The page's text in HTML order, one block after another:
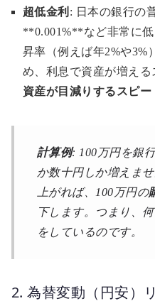
超低金利 : 日本の銀行の
**0.001%**など非常に
昇率（例えば年2%や3%
め、利息で資産が増え
資産が目減りするスピ
計算例: 100万円を銀
か数十円しか増えま
上がれば、100万円の
下します。つまり、
をしているのです。
2. 為替変動（円安）